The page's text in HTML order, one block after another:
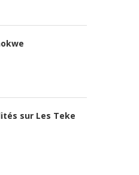
sur Les Teke